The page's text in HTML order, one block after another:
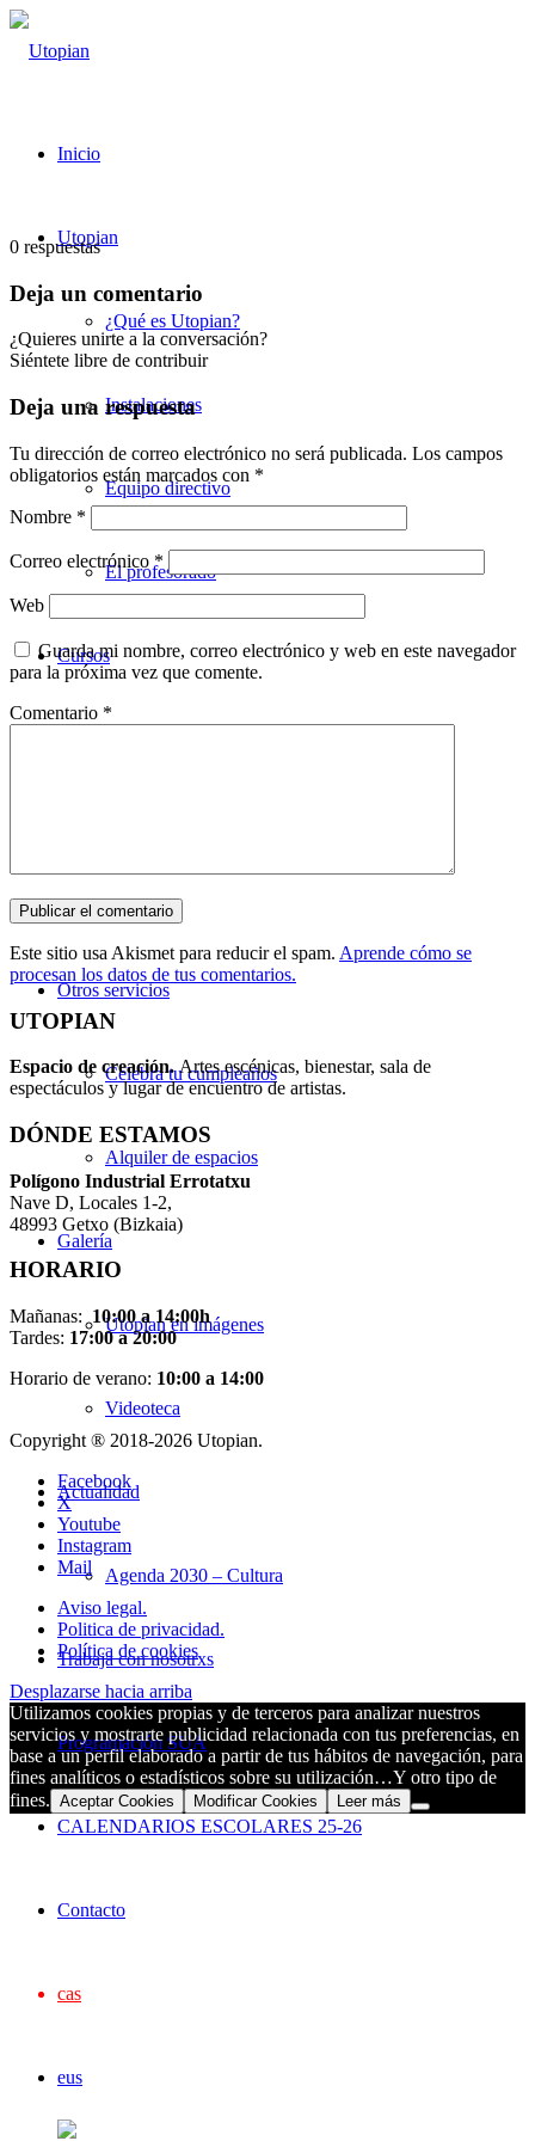
Inicio
Utopian
¿Qué es Utopian?
Instalaciones
Equipo directivo
El profesorado
Cursos
Música
Otros servicios
Celebra tu cumpleaños
Alquiler de espacios
Galería
Utopian en imágenes
Videoteca
Actualidad
Agenda 2030 – Cultura
Trabaja con nosotrxs
Programación SUA
CALENDARIOS ESCOLARES 25-26
Contacto
cas
eus
0 respuestas
Deja un comentario
¿Quieres unirte a la conversación?
Siéntete libre de contribuir
Deja una respuesta
Tu dirección de correo electrónico no será publicada. Los campos
obligatorios están marcados con *
Nombre *
Correo electrónico *
Web
Guarda mi nombre, correo electrónico y web en este navegador
para la próxima vez que comente.
Comentario *
Este sitio usa Akismet para reducir el spam. Aprende cómo se
procesan los datos de tus comentarios.
UTOPIAN
Espacio de creación.Artes escénicas, bienestar, sala de
espectáculos y lugar de encuentro de artistas.
DÓNDE ESTAMOS
Polígono Industrial Errotatxu
Nave D, Locales 1-2,
48993 Getxo (Bizkaia)
HORARIO
Mañanas: 10:00 a 14:00h
Tardes: 17:00 a 20:00
Horario de verano: 10:00 a 14:00
Copyright ® 2018-2026 Utopian.
Facebook
X
Youtube
Instagram
Mail
Aviso legal.
Politica de privacidad.
Política de cookies
Desplazarse hacia arriba
Utilizamos cookies propias y de terceros para analizar nuestros
servicios y mostrarte publicidad relacionada con tus preferencias, en
base a un perfil elaborado a partir de tus hábitos de navegación, para
fines analíticos o estadísticos sobre su utilización…Y otro tipo de
fines. Aceptar Cookies Modificar Cookies Leer más